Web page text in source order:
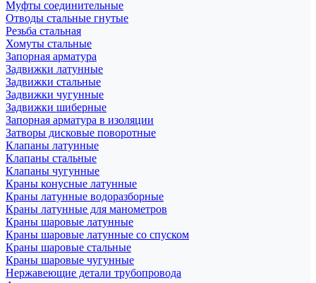
Муфты соединительные
Отводы стальные гнутые
Резьба стальная
Хомуты стальные
Запорная арматура
Задвижки латунные
Задвижки стальные
Задвижки чугунные
Задвижки шиберные
Запорная арматура в изоляции
Затворы дисковые поворотные
Клапаны латунные
Клапаны стальные
Клапаны чугунные
Краны конусные латунные
Краны латунные водоразборные
Краны латунные для манометров
Краны шаровые латунные
Краны шаровые латунные со спуском
Краны шаровые стальные
Краны шаровые чугунные
Нержавеющие детали трубопровода